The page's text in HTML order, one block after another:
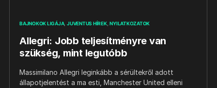
BAJNOKOK LIGÁJA JUVENTUS HÍREK NYILATKOZATOK
Allegri: Jobb teljesítményre van
szükség, mint legutóbb
Massimilano Allegri leginkább a sérültekről adott
állapotjelentést a ma esti, Manchester United elleni